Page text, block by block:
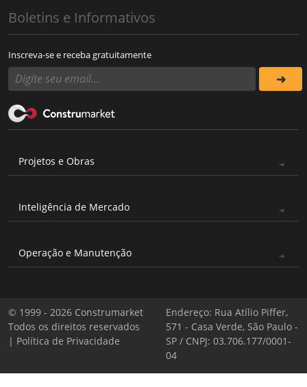
Boletins e Informativos
Inscreva-se e receba gratuitamente
Projetos e Obras
Inteligência de Mercado
Operação e Manutenção
© 1999 - 2026 Construmarket
Todos os direitos reservados
| Política de Privacidade
Endereço: Rua Atílio Piffer,
571 - Casa Verde, São Paulo -
SP / CNPJ: 03.706.177/0001-
04